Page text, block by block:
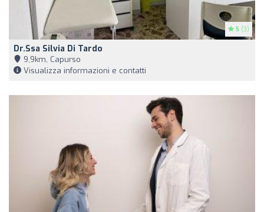
5 (3)
Dr.ssa Silvia Di Tardo
9,9km, Capurso
Visualizza informazioni e contatti